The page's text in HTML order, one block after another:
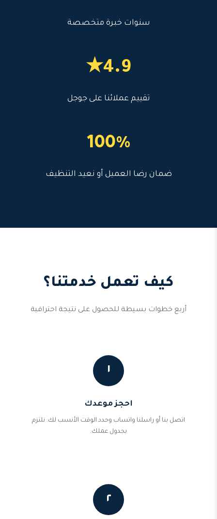
سنوات خبرة متخصصة
4.9★
تقييم عملائنا على جوجل
100%
ضمان رضا العميل أو نعيد التنظيف
كيف تعمل خدمتنا؟
أربع خطوات بسيطة للحصول على نتيجة احترافية
١
احجز موعدك
اتصل بنا أو راسلنا واتساب وحدد الوقت الأنسب لك. نلتزم
بجدول عملك.
٢